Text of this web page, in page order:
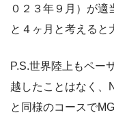
０２３年９月）が適
と４ヶ月と考えると
P.S.世界陸上もペー
越したことはなく、
と同様のコースで